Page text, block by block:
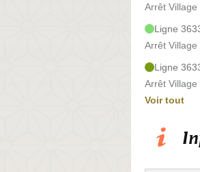
Arrêt
Ligne
Arrêt
Ligne
Arrêt Village
Voir tout